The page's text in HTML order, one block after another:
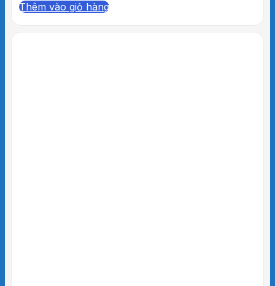
Thêm vào giỏ hàng